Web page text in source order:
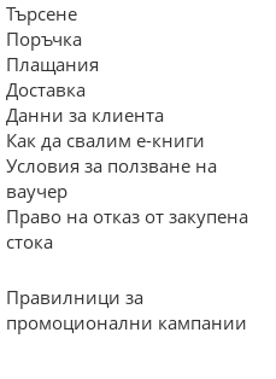
Търсене
Поръчка
Плащания
Доставка
Данни за клиента
Как да свалим е-книги
Условия за ползване на
ваучер
Право на отказ от закупена
стока
Правилници за
промоционални кампании